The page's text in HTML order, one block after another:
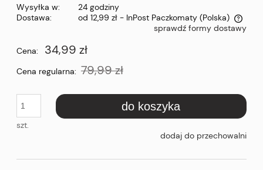
Wysyłka w:
24 godziny
Dostawa:
od 12,99 zł - InPost Paczkomaty (Polska)
Cena nie zawiera ewentualnych kosztów płatnościsprawdź formy dostawy
Cena: 34,99 zł
Cena regularna: 79,99 zł
szt.
do koszyka
dodaj do przechowalni